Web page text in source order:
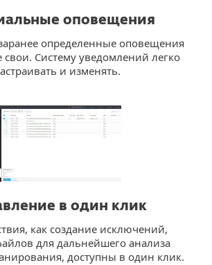
оповещения
определенные оповещения
свои. Систему уведомлений легко
и изменять.
в один клик
как создание исключений,
для дальнейшего анализа
доступны в один клик.